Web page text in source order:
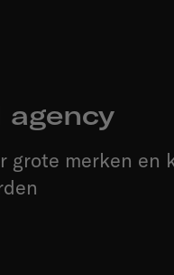
grote merken en